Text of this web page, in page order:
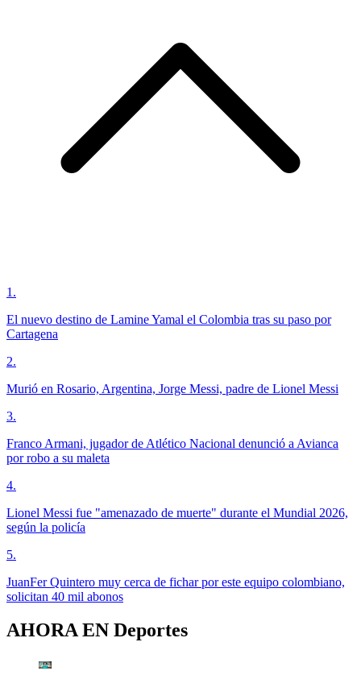
1 .
El nuevo destino de Lamine Yamal el Colombia tras su paso por
Cartagena
2.
Murió en Rosario, Argentina, Jorge Messi, padre de Lionel Messi
3.
Franco Armani, jugador de Atlético Nacional denunció a Avianca
por robo a su maleta
4.
Lionel Messi fue "amenazado de muerte" durante el Mundial 2026,
según la policía
5.
JuanFer Quintero muy cerca de fichar por este equipo colombiano,
solicitan 40 mil abonos
AHORA EN Deportes